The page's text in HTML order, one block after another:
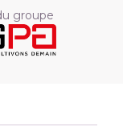
groupe